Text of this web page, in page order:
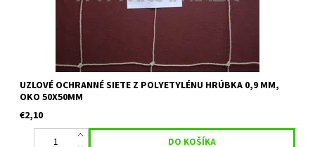
UZLOVÉ OCHRANNÉ SIETE Z POLYETYLÉNU HRÚBKA 0,9 MM,
OKO 50X50MM
€2,10